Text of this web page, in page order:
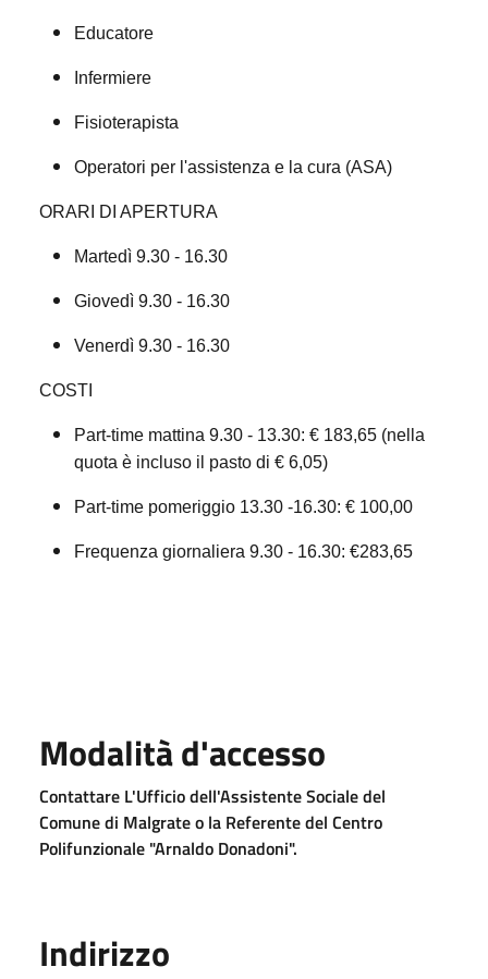
Educatore
Infermiere
Fisioterapista
Operatori per l'assistenza e la cura (ASA)
ORARI DI APERTURA
Martedì 9.30 - 16.30
Giovedì 9.30 - 16.30
Venerdì 9.30 - 16.30
COSTI
Part-time mattina 9.30 - 13.30: € 183,65 (nella
quota è incluso il pasto di € 6,05)
Part-time pomeriggio 13.30 -16.30: € 100,00
Frequenza giornaliera 9.30 - 16.30: €283,65
Modalità d'accesso
Contattare L'Ufficio dell'Assistente Sociale del
Comune di Malgrate o la Referente del Centro
Polifunzionale "Arnaldo Donadoni".
Indirizzo